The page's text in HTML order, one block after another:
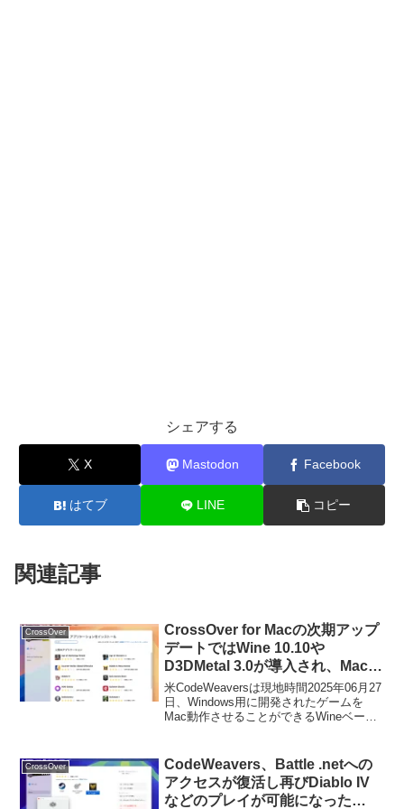
シェアする
X Mastodon Facebook
はてブ LINE コピー
関連記事
CrossOver
CrossOver for Macの次期アップ
デートではWine 10.10や
D3DMetal 3.0が導入され、Macで
もClair Obscur: Expedition 33な
どがプレイ可能に。
米CodeWeaversは現地時間2025年06月27
日、Windows用に開発されたゲームを
Mac動作させることができるWineベース
すが、このCrossOverの次期アップデー
トで導入される新機能を発表していま
す。
CrossOver
CodeWeavers、Battle .netへの
アクセスが復活し再びDiablo IV
などのプレイが可能になった